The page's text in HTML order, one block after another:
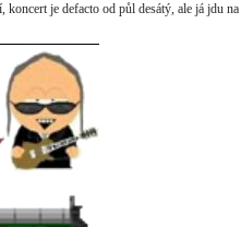
koncert je defacto od půl desátý, ale já jdu na